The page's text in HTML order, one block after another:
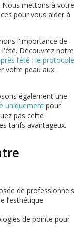
Nous mettons à votre
pour vous aider à
l'importance de
Découvrez notre
l’été : le protocole
votre peau aux
également une
uniquement pour
pas cette
tarifs avantageux.
de professionnels
l’esthétique
de pointe pour